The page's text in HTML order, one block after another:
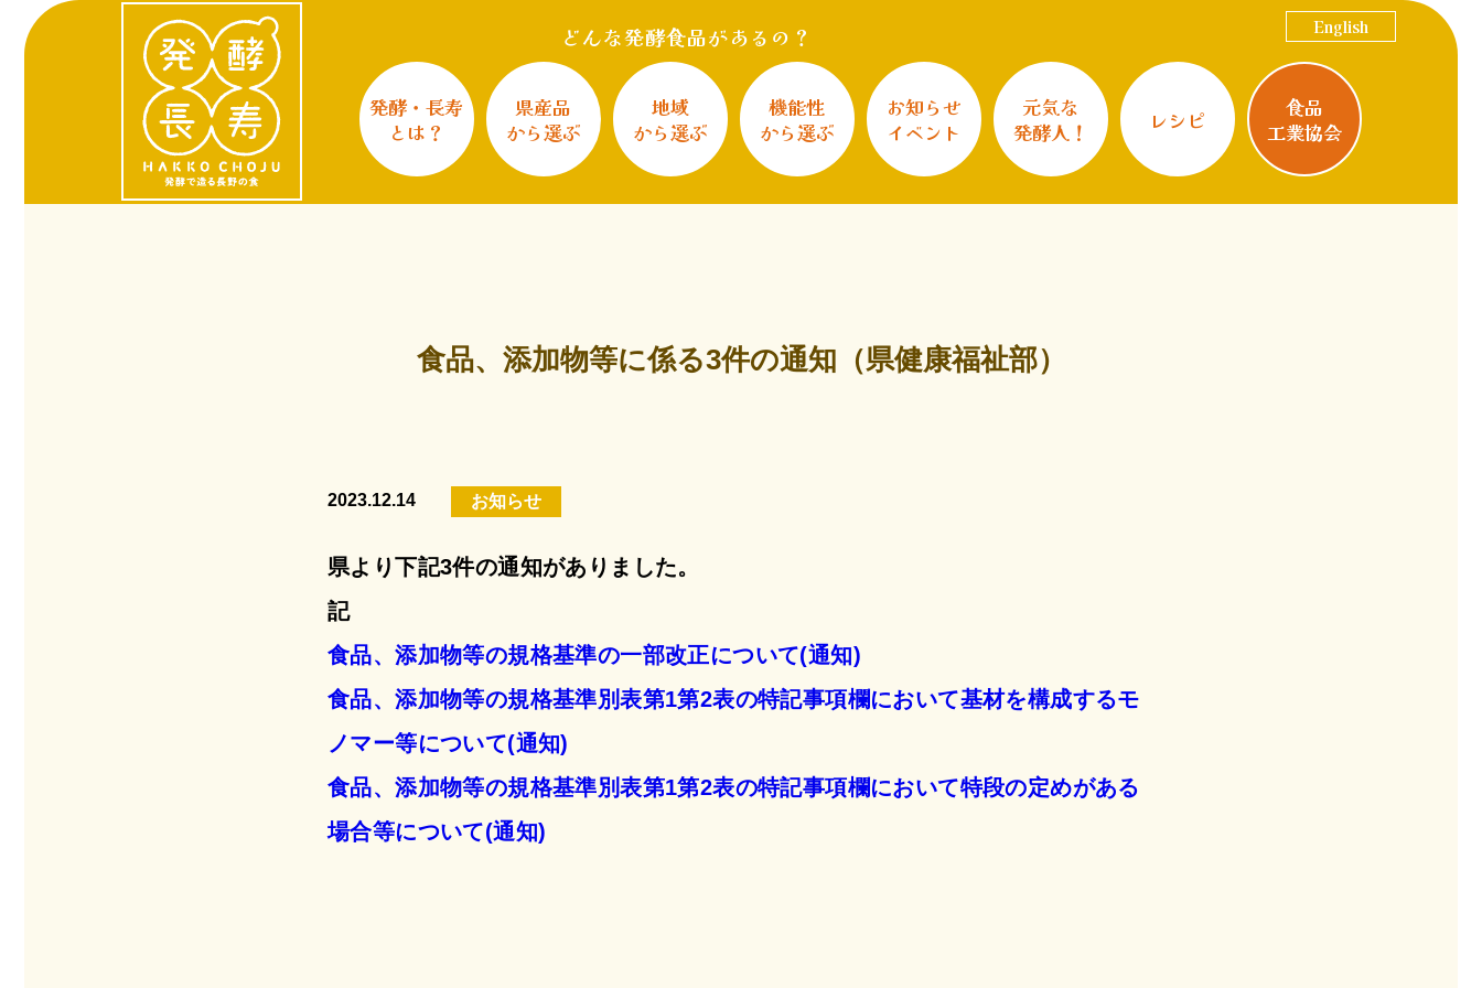
English
どんな発酵食品があるの？
発酵・長寿
とは？
県産品
から選ぶ
地域
から選ぶ
機能性
から選ぶ
お知らせ
イベント
元気な
発酵人！
レシピ
食品
工業協会
食品、添加物等に係る3件の通知（県健康福祉部）
2023.12.14 お知らせ
県より下記3件の通知がありました。
記
食品、添加物等の規格基準の一部改正について(通知)
食品、添加物等の規格基準別表第1第2表の特記事項欄において基材を構成するモ
ノマー等について(通知)
食品、添加物等の規格基準別表第1第2表の特記事項欄において特段の定めがある
場合等について(通知)